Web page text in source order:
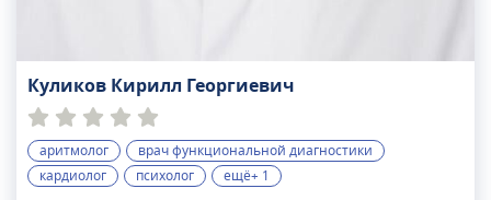
Куликов Кирилл Георгиевич
аритмолог
врач функциональной диагностики
кардиолог
психолог ещё+ 1